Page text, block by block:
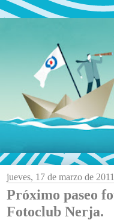
jueves, 17 de marzo de 2011
Próximo paseo
Fotoclub Nerja.